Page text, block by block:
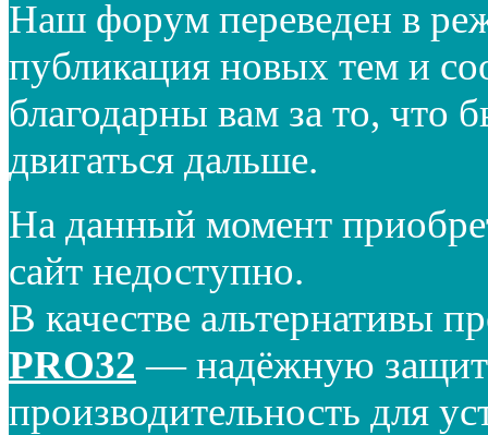
Наш форум переведен в
публикация новых тем и
благодарны вам за то, что
двигаться дальше.
На данный момент
сайт недоступно.
В качестве альтернативы
PRO32 — надёжную
производительность для